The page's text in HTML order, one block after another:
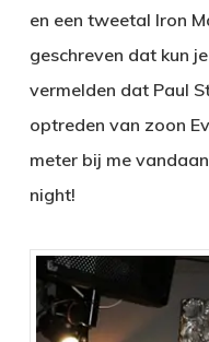
en een tweetal Iron
geschreven dat kun je
vermelden dat Paul
optreden van zoon
meter bij me
night!